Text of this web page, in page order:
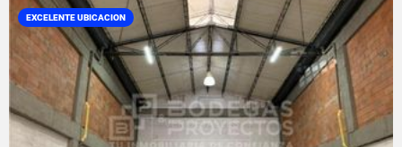
EXCELENTE UBICACION
VER DETALLES